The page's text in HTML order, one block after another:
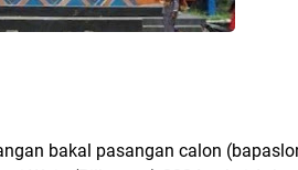
bakal pasangan calon